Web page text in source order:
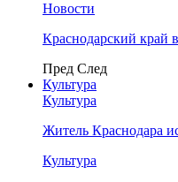
Новости
Краснодарский край
Пред След
Культура
Культура
Житель Краснодара
Культура